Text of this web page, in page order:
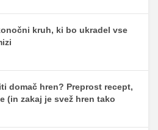
kruh, ki bo ukradel vse
domač hren? Preprost recept,
(in zakaj je svež hren tako